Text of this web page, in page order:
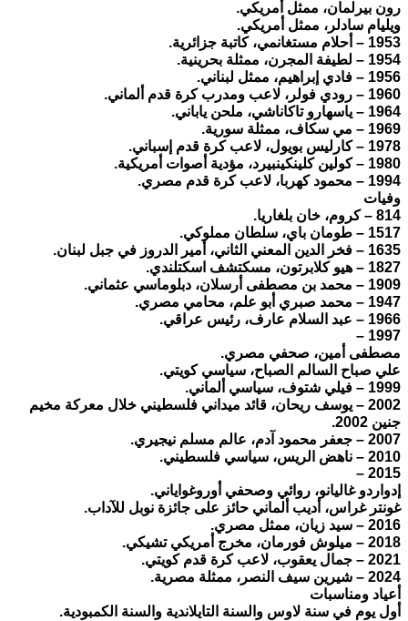
رون بيرلمان، ممثل أمريكي.
ويليام سادلر، ممثل أمريكي.
1953 – أحلام مستغانمي، كاتبة جزائرية.
1954 – لطيفة المجرن، ممثلة بحرينية.
1956 – فادي إبراهيم، ممثل لبناني.
1960 – رودي فولر، لاعب ومدرب كرة قدم ألماني.
1964 – ياسهارو تاكاناشي، ملحن ياباني.
1969 – مي سكاف، ممثلة سورية.
1978 – كارليس بويول، لاعب كرة قدم إسباني.
1980 – كولين كلينكينبيرد، مؤدية أصوات أمريكية.
1994 – محمود كهربا، لاعب كرة قدم مصري.
وفيات
814 – كروم، خان بلغاريا.
1517 – طومان باي، سلطان مملوكي.
1635 – فخر الدين المعني الثاني، أمير الدروز في جبل لبنان.
1827 – هيو كلابرتون، مسكتشف اسكتلندي.
1909 – محمد بن مصطفى أرسلان، دبلوماسي عثماني.
1947 – محمد صبري أبو علم، محامي مصري.
1966 – عبد السلام عارف، رئيس عراقي.
1997 –
مصطفى أمين، صحفي مصري.
علي صباح السالم الصباح، سياسي كويتي.
1999 – فيلي شتوف، سياسي ألماني.
2002 – يوسف ريحان، قائد ميداني فلسطيني خلال معركة مخيم
جنين 2002.
2007 – جعفر محمود آدم، عالم مسلم نيجيري.
2010 – ناهض الريس، سياسي فلسطيني.
2015 –
إدواردو غاليانو، روائي وصحفي أوروغواياني.
غونتر غراس، أديب ألماني حائز على جائزة نوبل للآداب.
2016 – سيد زيان، ممثل مصري.
2018 – ميلوش فورمان، مخرج أمريكي تشيكي.
2021 – جمال يعقوب، لاعب كرة قدم كويتي.
2024 – شيرين سيف النصر، ممثلة مصرية.
أعياد ومناسبات
أول يوم في سنة لاوس والسنة التايلاندية والسنة الكمبودية.